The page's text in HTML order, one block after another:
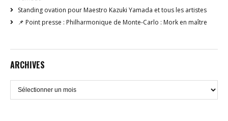
Standing ovation pour Maestro Kazuki Yamada et tous les artistes
📌 Point presse : Philharmonique de Monte-Carlo : Mork en maître
ARCHIVES
Archives